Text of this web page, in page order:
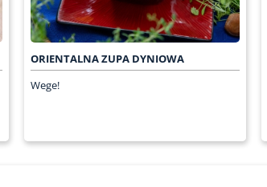
ORIENTALNA ZUPA DYNIOWA
Wege!